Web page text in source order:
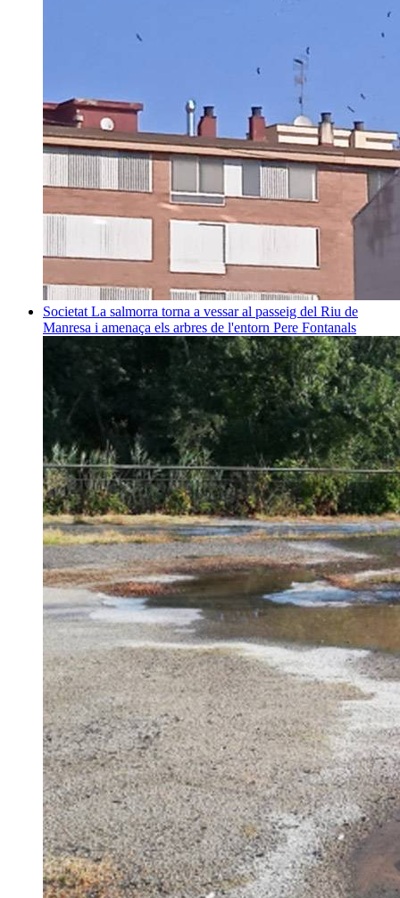
Societat La salmorra torna a vessar al passeig del Riu de
Manresa i amenaça els arbres de l'entorn Pere Fontanals